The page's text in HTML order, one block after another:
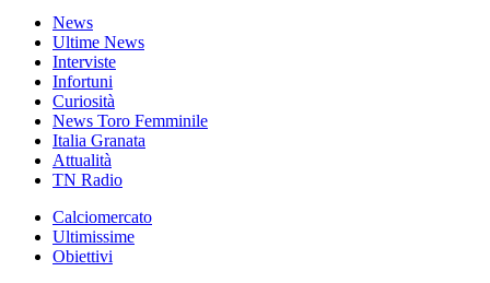
News
Ultime News
Interviste
Infortuni
Curiosità
News Toro Femminile
Italia Granata
Attualità
TN Radio
Calciomercato
Ultimissime
Obiettivi